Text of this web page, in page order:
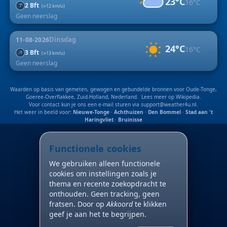
16°C
Geen neerslag
↑2 Bft (≈12 km/u)
11-08-2026Dinsdag
24°C16°C
Geen neerslag
↑3 Bft (≈13 km/u)
Waarden op basis van gemeten, gewogen en gebundelde bronnen voor Oude-Tonge,
Goeree-Overflakkee, Zuid-Holland, Nederland. Lees meer op Wikipedia.
Voor contact kun je ons een e-mail sturen via support@weather4u.nl.
Het weer in beeld voor: Nieuwe-Tonge · Achthuizen · Den Bommel · Stad aan 't
Haringvliet · Bruinisse
Functionele cookies
We gebruiken alleen functionele
cookies om instellingen zoals je
thema en recente zoekopdracht te
onthouden. Geen tracking, geen
fratsen. Door opAkkoordte klikken
geef je aan het te begrijpen.